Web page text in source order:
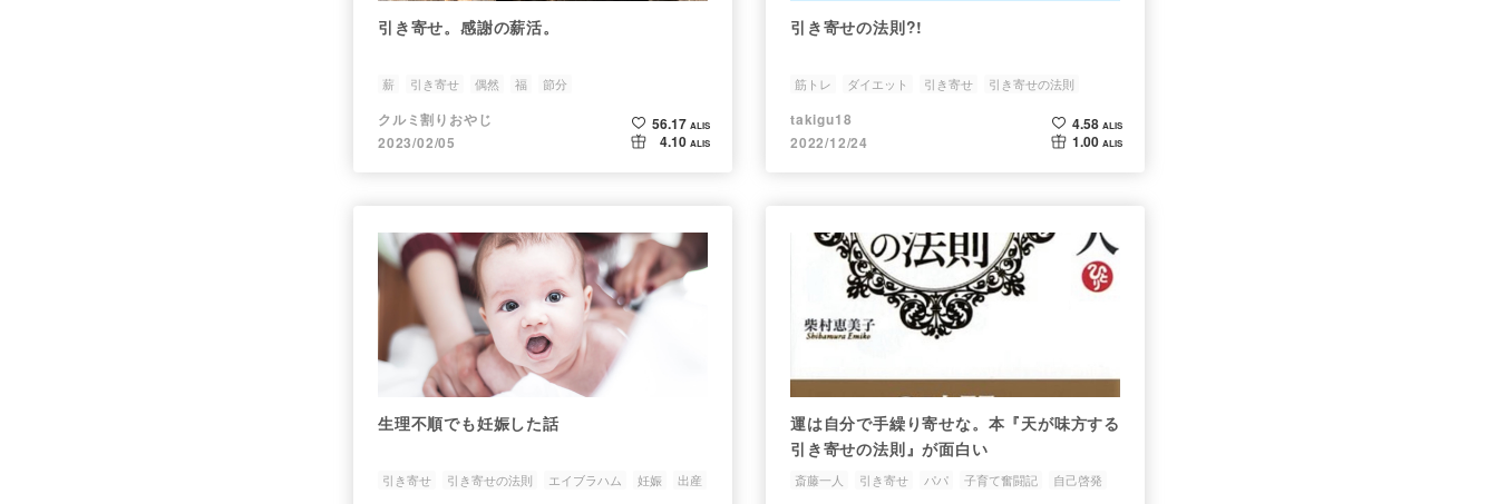
引き寄せ。感謝の薪活。
薪 引き寄せ 偶然 福 節分
クルミ割りおやじ
2023/02/05
56.17 ALIS
4.10 ALIS
引き寄せの法則?!
筋トレ ダイエット 引き寄せ 引き寄せの法則
takigu18
2022/12/24
4.58 ALIS
1.00 ALIS
生理不順でも妊娠した話
引き寄せ 引き寄せの法則 エイブラハム 妊娠 出産
運は自分で手繰り寄せな。本『天が味方する
引き寄せの法則』が面白い
斎藤一人 引き寄せ パパ 子育て奮闘記 自己啓発